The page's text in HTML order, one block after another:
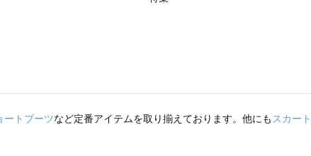
ートブーツなど定番アイテムを取り揃えております。他にも スカート